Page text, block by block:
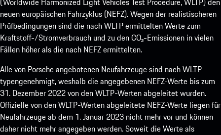
neuen europäischen Fahrzyklus (NEFZ). Wegen der realistischeren
Prüfbedingungen sind die nach WLTP ermittelten Werte zum
Kraftstoff-/Stromverbrauch und zu den CO₂-Emissionen in vielen
Fällen höher als die nach NEFZ ermittelten.
Alle von Porsche angebotenen Neufahrzeuge sind nach WLTP
typengenehmigt, weshalb die angegebenen NEFZ-Werte bis zum
31. Dezember 2022 von den WLTP-Werten abgeleitet wurden.
Offizielle von den WLTP-Werten abgeleitete NEFZ-Werte liegen für
Neufahrzeuge ab dem 1. Januar 2023 nicht mehr vor und können
daher nicht mehr angegeben werden. Soweit die Werte als